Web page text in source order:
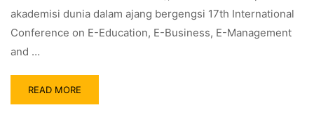
akademisi dunia dalam ajang bergengsi 17th International
Conference on E-Education, E-Business, E-Management
and …
READ MORE